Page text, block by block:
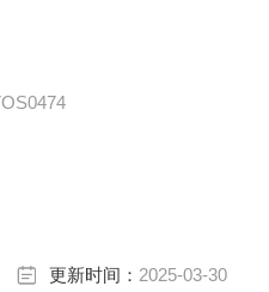
更新时间： 2025-03-30